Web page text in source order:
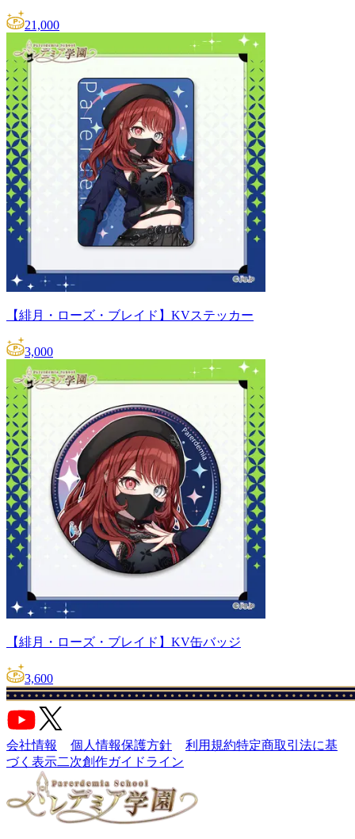
21,000
【緋月・ローズ・ブレイド】KVステッカー
3,000
【緋月・ローズ・ブレイド】KV缶バッジ
3,600
会社情報 個人情報保護方針 利用規約特定商取引法に基
づく表示二次創作ガイドライン